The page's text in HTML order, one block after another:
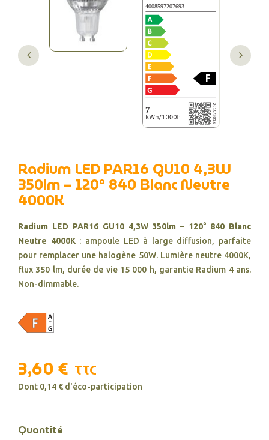
Radium LED PAR16 GU10 4,3W
350lm – 120° 840 Blanc Neutre
4000K
Radium LED PAR16 GU10 4,3W 350lm – 120° 840 Blanc
Neutre 4000K: ampoule LED à large diffusion, parfaite
pour remplacer une halogène 50W. Lumière neutre 4000K,
flux 350 lm, durée de vie 15 000 h, garantie Radium 4 ans.
Non-dimmable.
3,60 € TTC
Dont 0,14 € d'éco-participation
Quantité